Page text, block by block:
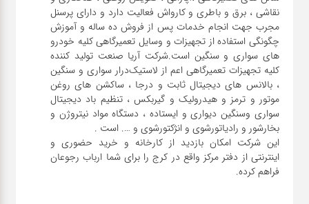
نقاشی ، برق و باطری و کارواش فعالیت دارد و دارای پرسنل
مجرب جهت انجام خدمات پس از فروش ده ساله و آموزش
چگونگی استفاده از تجهیزات و وسایل تعمیرگاهی کلیه خودرو
های سواری و سنگین است.شرکت آریا صنعت تولید کننده
کلیه تجهیزات تعمیرگاهی اعم از لاستیک‌درار سواری و ‌سنگین
، بالانس های دیجیتال ثابت و درجا ، ساکشن های روغن
موتور و ترمز و هیدرولیک و گیربکس ، تنظیم باد دیجیتال
سواری و‌سنگین دیواری و ایستاده ، دستگاه مواد نیتروژن و
این شرکت امکان بازدید از کارخانه و خرید حضوری و
اینترنتی از دفتر مرکز واقع در کرج را برای شما ارباب رجوعان
فراهم کرده.